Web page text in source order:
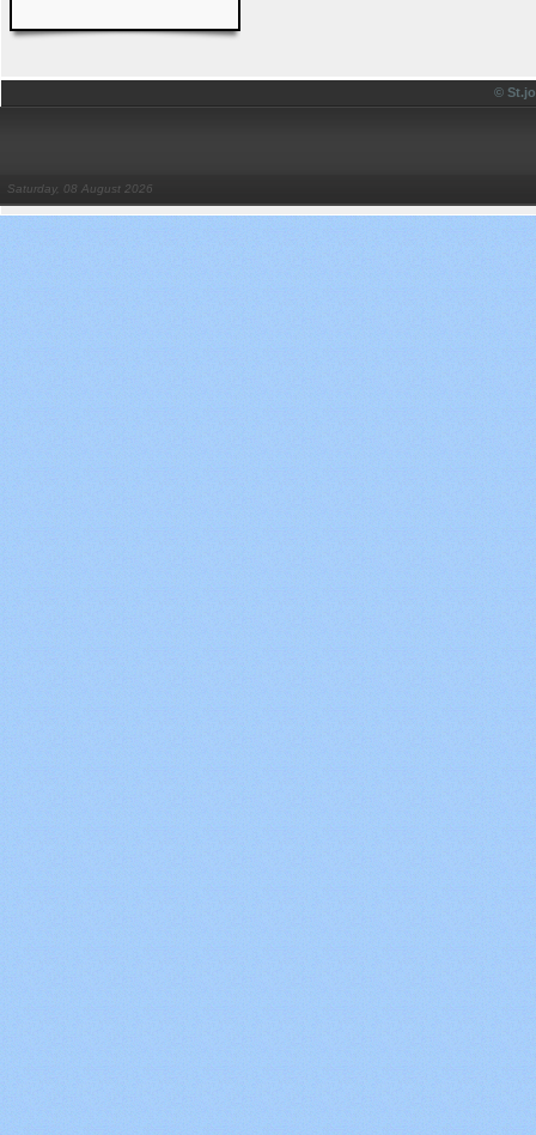
©
Saturday, 08 August 2026